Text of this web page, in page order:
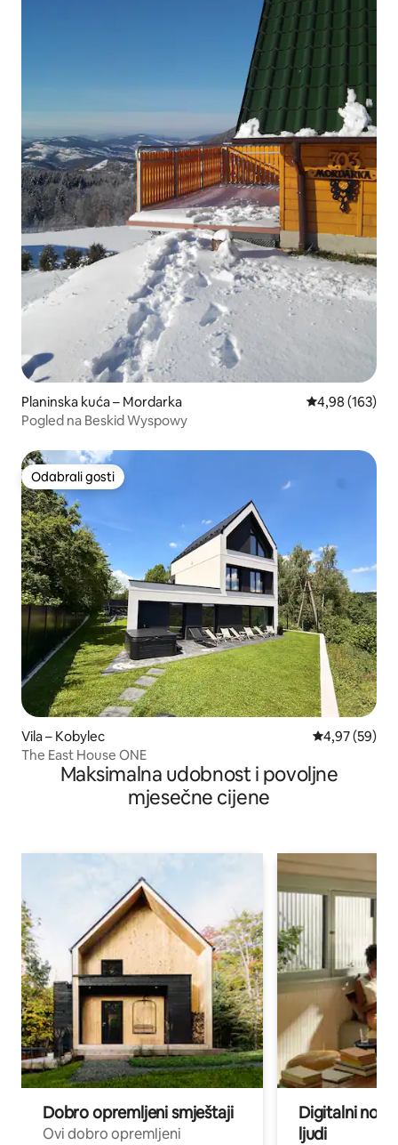
Planinska kuća – Mordarka Prosječna
4,98 (163)
Pogled na Beskid Wyspowy
Odabrali gosti
Odabrali gosti
Vila – Kobylec Prosječna
4,97 (59)
The East House ONE
Maksimalna udobnost i povoljne
mjesečne cijene
Dobro opremljeni smještaji
Ovi dobro opremljeni
Digitalni
ljudi